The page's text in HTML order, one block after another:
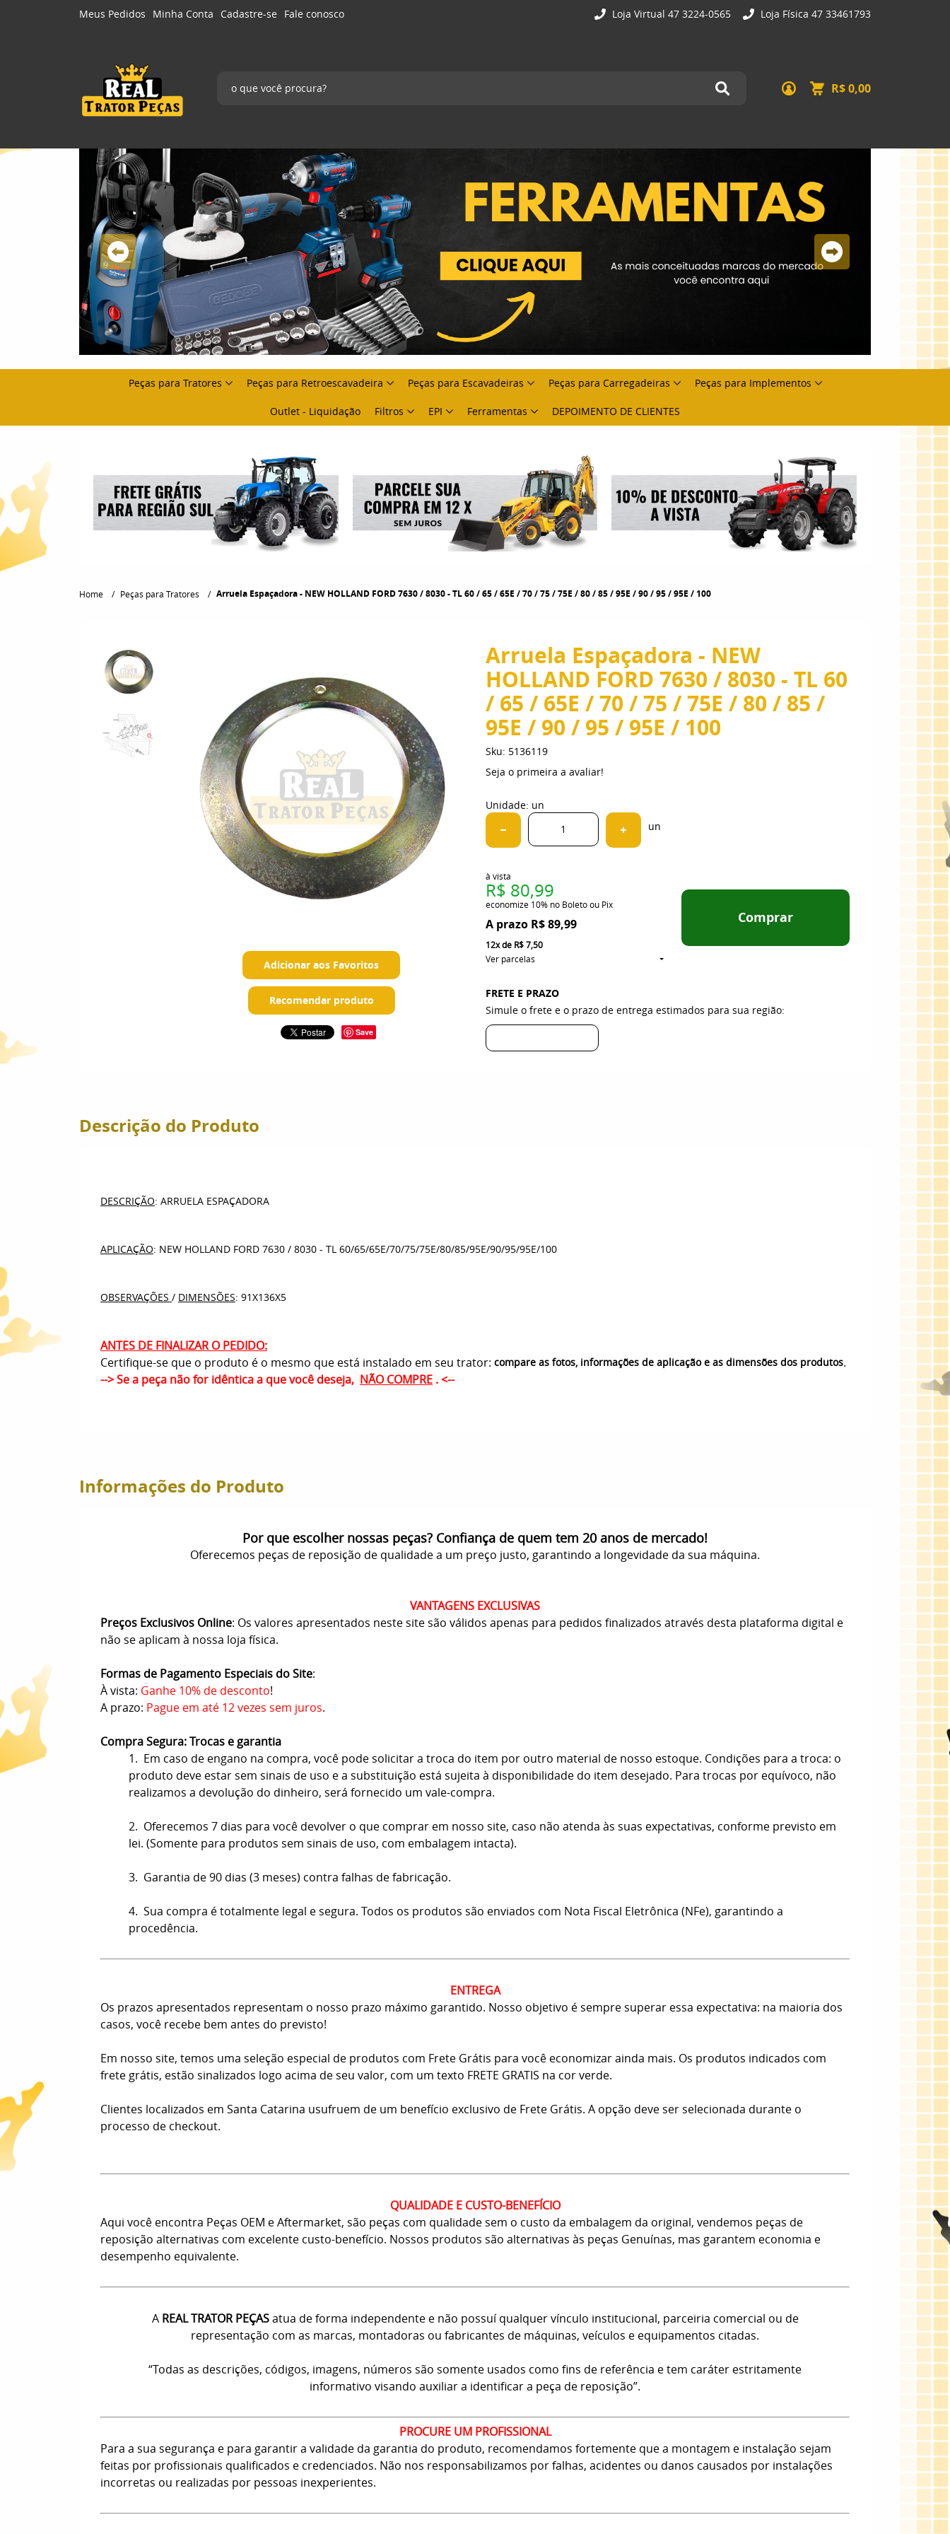
Meus Pedidos Minha Conta Cadastre-se Fale conosco Loja Virtual 47 3224-0565 Loja Física 47 33461793
R$ 0,00
Peças para Tratores Peças para Retroescavadeira Peças para Escavadeiras Peças para Carregadeiras Peças para Implementos
Outlet - Liquidação Filtros EPI Ferramentas DEPOIMENTO DE CLIENTES
Home Peças para Tratores Arruela Espaçadora - NEW HOLLAND FORD 7630 / 8030 - TL 60 / 65 / 65E / 70 / 75 / 75E / 80 / 85 / 95E / 90 / 95 / 95E / 100
Adicionar aos Favoritos
Recomendar produto
Save
Arruela Espaçadora - NEW
HOLLAND FORD 7630 / 8030 - TL 60
/ 65 / 65E / 70 / 75 / 75E / 80 / 85 /
95E / 90 / 95 / 95E / 100
Sku: 5136119
Seja o primeira a avaliar!
Unidade: un
un
R$ 89,99
à vista
R$ 80,99
economize 10% no Boleto ou Pix
12xde R$ 7,50
Ver parcelas
Comprar
FRETE E PRAZO
Simule o frete e o prazo de entrega estimados para sua região:
Descrição do Produto
DESCRIÇÃO: ARRUELA ESPAÇADORA
APLICAÇÃO: NEW HOLLAND FORD 7630 / 8030 - TL 60/65/65E/70/75/75E/80/85/95E/90/95/95E/100
OBSERVAÇÕES / DIMENSÕES: 91X136X5
ANTES DE FINALIZAR O PEDIDO:
Certifique-se que o produto é o mesmo que está instalado em seu trator: compare as fotos, informações de aplicação e as dimensões dos produtos.
--> Se a peça não for idêntica a que você deseja, NÃO COMPRE . <--
Informações do Produto
Por que escolher nossas peças? Confiança de quem tem 20 anos de mercado!
Oferecemos peças de reposição de qualidade a um preço justo, garantindo a longevidade da sua máquina.
VANTAGENS EXCLUSIVAS
Preços Exclusivos Online: Os valores apresentados neste site são válidos apenas para pedidos finalizados através desta plataforma digital e
não se aplicam à nossa loja física.
Formas de Pagamento Especiais do Site:
À vista: Ganhe 10% de desconto!
A prazo: Pague em até 12 vezes sem juros.
Compra Segura: Trocas e garantia
1. Em caso de engano na compra, você pode solicitar a troca do item por outro material de nosso estoque. Condições para a troca: o
produto deve estar sem sinais de uso e a substituição está sujeita à disponibilidade do item desejado. Para trocas por equívoco, não
realizamos a devolução do dinheiro, será fornecido um vale-compra.
2. Oferecemos 7 dias para você devolver o que comprar em nosso site, caso não atenda às suas expectativas, conforme previsto em
lei. (Somente para produtos sem sinais de uso, com embalagem intacta).
3. Garantia de 90 dias (3 meses) contra falhas de fabricação.
4. Sua compra é totalmente legal e segura. Todos os produtos são enviados com Nota Fiscal Eletrônica (NFe), garantindo a
procedência.
ENTREGA
Os prazos apresentados representam o nosso prazo máximo garantido. Nosso objetivo é sempre superar essa expectativa: na maioria dos
casos, você recebe bem antes do previsto!
Em nosso site, temos uma seleção especial de produtos com Frete Grátis para você economizar ainda mais. Os produtos indicados com
frete grátis, estão sinalizados logo acima de seu valor, com um texto FRETE GRATIS na cor verde.
Clientes localizados em Santa Catarina usufruem de um benefício exclusivo de Frete Grátis. A opção deve ser selecionada durante o
processo de checkout.
QUALIDADE E CUSTO-BENEFÍCIO
Aqui você encontra Peças OEM e Aftermarket, são peças com qualidade sem o custo da embalagem da original, vendemos peças de
reposição alternativas com excelente custo-benefício. Nossos produtos são alternativas às peças Genuínas, mas garantem economia e
desempenho equivalente.
A REAL TRATOR PEÇASatua de forma independente e não possuí qualquer vínculo institucional, parceiria comercial ou de
representação com as marcas, montadoras ou fabricantes de máquinas, veículos e equipamentos citadas.
“Todas as descrições, códigos, imagens, números são somente usados como fins de referência e tem caráter estritamente
informativo visando auxiliar a identificar a peça de reposição”.
PROCURE UM PROFISSIONAL
Para a sua segurança e para garantir a validade da garantia do produto, recomendamos fortemente que a montagem e instalação sejam
feitas por profissionais qualificados e credenciados. Não nos responsabilizamos por falhas, acidentes ou danos causados por instalações
incorretas ou realizadas por pessoas inexperientes.